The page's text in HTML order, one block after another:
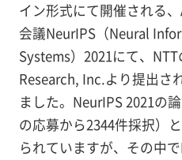
イン形式にて開催される
会議NeurIPS（Neural
Systems）2021にて、
Research, Inc.より提出さ
ました。NeurIPS 2021の
の応募から2344件採択）
られていますが、その中